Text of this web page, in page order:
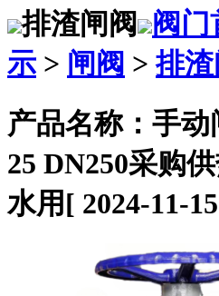
排渣闸阀 阀门
示 > 闸阀 >排渣
产品名称：手
25 DN250采购
水用[ 2024-11-